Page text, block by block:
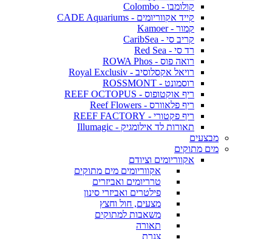
קולומבו - Colombo
קייד אקווריומים - CADE Aquariums
קמור - Kamoer
קריב סי - CaribSea
רד סי - Red Sea
רואה פוס - ROWA Phos
רויאל אקסלוסיב - Royal Exclusiv
רוסמונט - ROSSMONT
ריף אוקטופוס - REEF OCTOPUS
ריף פלאוורס - Reef Flowers
ריף פקטורי - REEF FACTORY
תאורות לד אילומגיק - Illumagic
מבצעים
מים מתוקים
אקווריומים וציודם
אקווריומים מים מתוקים
טרריומים ואביזרים
פילטרים ואביזרי סינון
מצעים, חול וחצץ
משאבות למתוקים
תאורה
צנרת